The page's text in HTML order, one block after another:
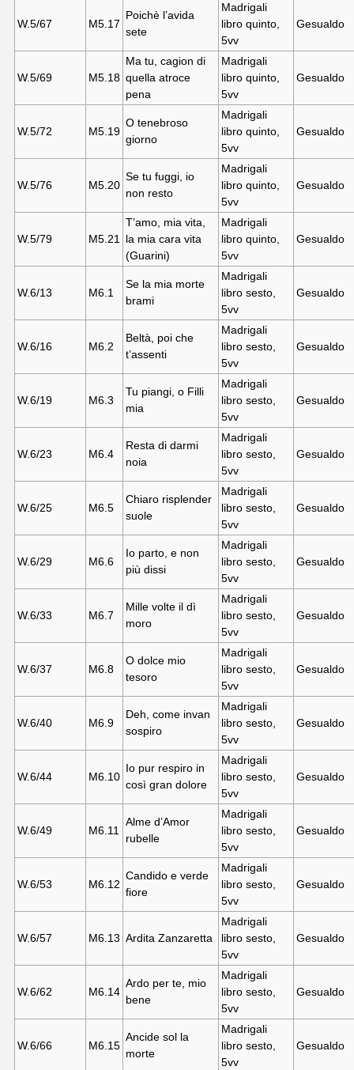
W.5/67 M5.17
Poichè l’avida
sete
Madrigali
libro quinto,
5vv
Gesualdo
W.5/69 M5.18
Ma tu, cagion di
quella atroce
pena
Madrigali
libro quinto,
5vv
Gesualdo
W.5/72 M5.19
O tenebroso
giorno
Madrigali
libro quinto,
5vv
Gesualdo
W.5/76 M5.20
Se tu fuggi, io
non resto
Madrigali
libro quinto,
5vv
Gesualdo
W.5/79 M5.21
T’amo, mia vita,
la mia cara vita
(Guarini)
Madrigali
libro quinto,
5vv
Gesualdo
W.6/13 M6.1
Se la mia morte
brami
Madrigali
libro sesto,
5vv
Gesualdo
W.6/16 M6.2
Beltà, poi che
t’assenti
Madrigali
libro sesto,
5vv
Gesualdo
W.6/19 M6.3
Tu piangi, o Filli
mia
Madrigali
libro sesto,
5vv
Gesualdo
W.6/23 M6.4
Resta di darmi
noia
Madrigali
libro sesto,
5vv
Gesualdo
W.6/25 M6.5
Chiaro risplender
suole
Madrigali
libro sesto,
5vv
Gesualdo
W.6/29 M6.6
Io parto, e non
più dissi
Madrigali
libro sesto,
5vv
Gesualdo
W.6/33 M6.7
Mille volte il dì
moro
Madrigali
libro sesto,
5vv
Gesualdo
W.6/37 M6.8
O dolce mio
tesoro
Madrigali
libro sesto,
5vv
Gesualdo
W.6/40 M6.9
Deh, come invan
sospiro
Madrigali
libro sesto,
5vv
Gesualdo
W.6/44 M6.10
Io pur respiro in
così gran dolore
Madrigali
libro sesto,
5vv
Gesualdo
W.6/49 M6.11
Alme d’Amor
rubelle
Madrigali
libro sesto,
5vv
Gesualdo
W.6/53 M6.12
Candido e verde
fiore
Madrigali
libro sesto,
5vv
Gesualdo
W.6/57 M6.13 Ardita Zanzaretta
Madrigali
libro sesto,
5vv
Gesualdo
W.6/62 M6.14
Ardo per te, mio
bene
Madrigali
libro sesto,
5vv
Gesualdo
W.6/66 M6.15
Ancide sol la
morte
Madrigali
libro sesto,
5vv
Gesualdo